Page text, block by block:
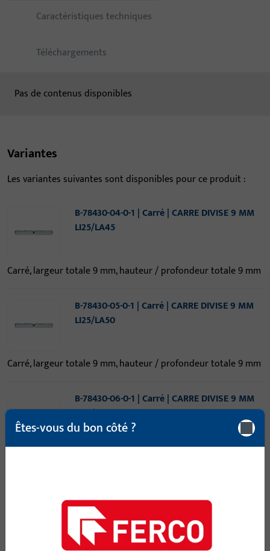
Caractéristiques techniques
Téléchargements
Pas de contenus disponibles
Variantes
Les variantes suivantes sont disponibles pour ce produit :
B-78430-04-0-1 | Carré | CARRE DIVISE 9 MM
LI25/LA45
Carré, largeur totale 9 mm, hauteur / profondeur totale 9 mm
B-78430-05-0-1 | Carré | CARRE DIVISE 9 MM
LI25/LA50
Carré, largeur totale 9 mm, hauteur / profondeur totale 9 mm
B-78430-06-0-1 | Carré | CARRE DIVISE 9 MM
LI25/LA55
LI25/LA60
Êtes-vous du bon côté ?